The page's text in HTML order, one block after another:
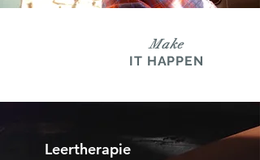
Make
IT HAPPEN
Leertherapie